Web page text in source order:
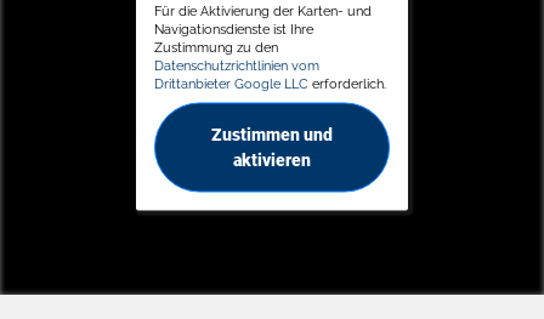
Für die Aktivierung der Karten- und
Navigationsdienste ist Ihre
Zustimmung zu den
Datenschutzrichtlinien vom
Drittanbieter Google LLC erforderlich.
Zustimmen und
aktivieren